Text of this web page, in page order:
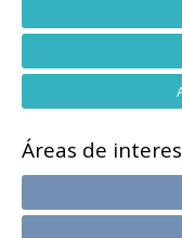
Áreas de